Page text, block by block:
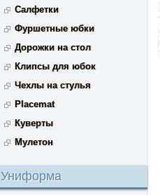
Салфетки
Фуршетные юбки
Дорожки на стол
Клипсы для юбок
Чехлы на стулья
Placemat
Куверты
Мулетон
Униформа